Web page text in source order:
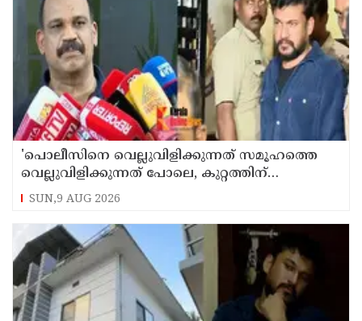
'പൊലീസിനെ വെല്ലുവിളിക്കുന്നത് സമൂഹത്തെ
വെല്ലുവിളിക്കുന്നത് പോലെ, കുറ്റത്തിന്
അനുസരിച്ച് ശിക്ഷ നല്‍കും':എഡിജിപി
SUN,9 AUG 2026